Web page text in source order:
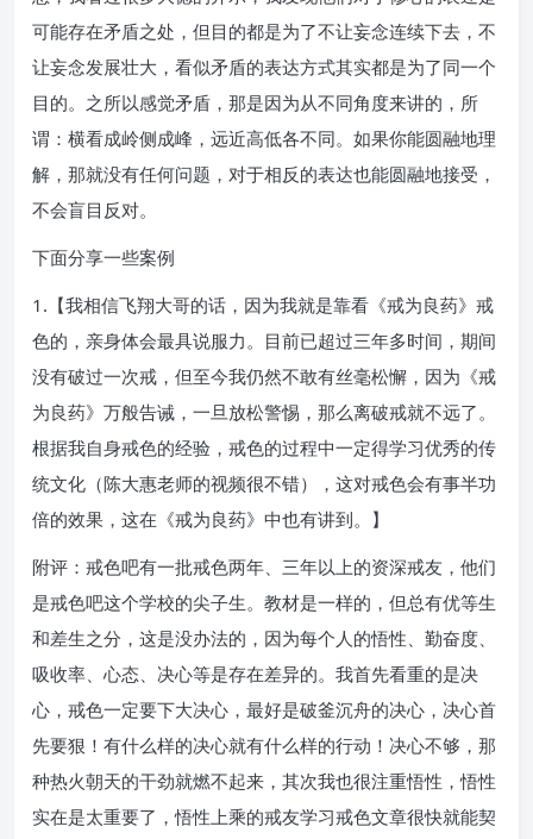
可能存在矛盾之处，但目的都是为了不让妄念连续下去，不
让妄念发展壮大，看似矛盾的表达方式其实都是为了同一个
目的。之所以感觉矛盾，那是因为从不同角度来讲的，所
谓：横看成岭侧成峰，远近高低各不同。如果你能圆融地理
解，那就没有任何问题，对于相反的表达也能圆融地接受，
不会盲目反对。
下面分享一些案例
1.【我相信飞翔大哥的话，因为我就是靠看《戒为良药》戒
色的，亲身体会最具说服力。目前已超过三年多时间，期间
没有破过一次戒，但至今我仍然不敢有丝毫松懈，因为《戒
为良药》万般告诫，一旦放松警惕，那么离破戒就不远了。
根据我自身戒色的经验，戒色的过程中一定得学习优秀的传
统文化（陈大惠老师的视频很不错），这对戒色会有事半功
倍的效果，这在《戒为良药》中也有讲到。】
附评：戒色吧有一批戒色两年、三年以上的资深戒友，他们
是戒色吧这个学校的尖子生。教材是一样的，但总有优等生
和差生之分，这是没办法的，因为每个人的悟性、勤奋度、
吸收率、心态、决心等是存在差异的。我首先看重的是决
心，戒色一定要下大决心，最好是破釜沉舟的决心，决心首
先要狠！有什么样的决心就有什么样的行动！决心不够，那
种热火朝天的干劲就燃不起来，其次我也很注重悟性，悟性
实在是太重要了，悟性上乘的戒友学习戒色文章很快就能契